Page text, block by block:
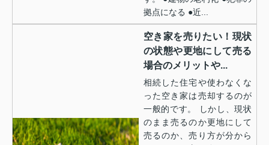
拠点になる ●近...
空き家を売りたい！現状
の状態や更地にして売る
場合のメリットや...
相続した住宅や使わなくな
った空き家は売却するのが
一般的です。 しかし、現状
のまま売るのか更地にして
売るのか、売り方が分から